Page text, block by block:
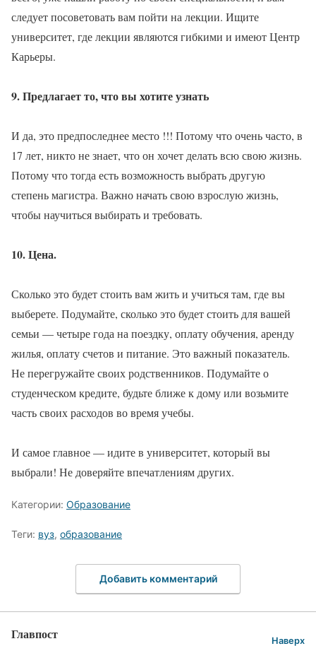
следует посоветовать вам пойти на лекции. Ищите
университет, где лекции являются гибкими и имеют Центр
Карьеры.
9. Предлагает то, что вы хотите узнать
И да, это предпоследнее место !!! Потому что очень часто, в
17 лет, никто не знает, что он хочет делать всю свою жизнь.
Потому что тогда есть возможность выбрать другую
степень магистра. Важно начать свою взрослую жизнь,
чтобы научиться выбирать и требовать.
10. Цена.
Сколько это будет стоить вам жить и учиться там, где вы
выберете. Подумайте, сколько это будет стоить для вашей
семьи — четыре года на поездку, оплату обучения, аренду
жилья, оплату счетов и питание. Это важный показатель.
Не перегружайте своих родственников. Подумайте о
студенческом кредите, будьте ближе к дому или возьмите
часть своих расходов во время учебы.
И самое главное — идите в университет, который вы
выбрали! Не доверяйте впечатлениям других.
Категории: Образование
Теги: вуз, образование
Добавить комментарий
Главпост Наверх